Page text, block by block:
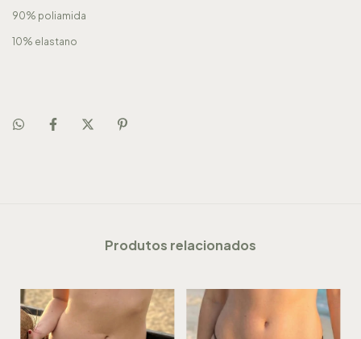
90% poliamida
10% elastano
Produtos relacionados